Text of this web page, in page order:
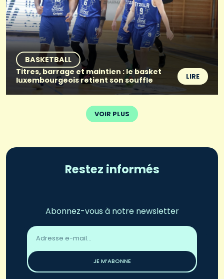
BASKETBALL
Titres, barrage et maintien : le basket
luxembourgeois retient son souffle
LIRE
VOIR PLUS
Restez informés
Abonnez-vous à notre newsletter
Adresse
email
JE M’ABONNE